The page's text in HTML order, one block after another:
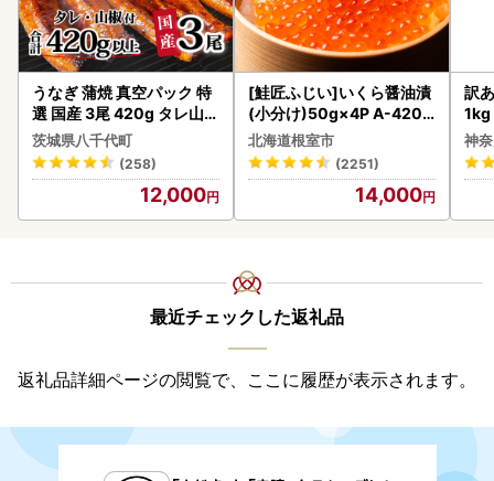
うなぎ 蒲焼 真空パック 特
選 国産 3尾 420g タレ山椒
付き うな重 ひつまぶし 訳
あり 茨城 ウナギ 鰻 個包装
人気 美味しい 小分け 八千
茨城県八千代町
(258)
12,000
[鮭匠ふじい]いくら醤油漬
(小分け)50g×4P A-4209
5
北海道根室市
(2251)
14,000
訳
1kg
神
最近チェックした返礼品
返礼品詳細ページの閲覧で、ここに履歴が表示されます。